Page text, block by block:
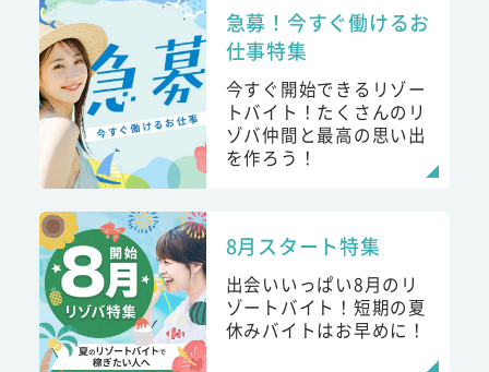
急募！今すぐ働けるお
仕事特集
今すぐ開始できるリゾー
トバイト！たくさんのリ
ゾバ仲間と最高の思い出
を作ろう！
8月スタート特集
出会いいっぱい8月のリ
ゾートバイト！短期の夏
休みバイトはお早めに！